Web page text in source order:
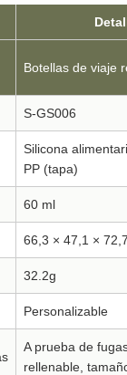
Botellas de viaje
S-GS006
Silicona
PP (tapa)
60 ml
66,3 × 47,1 ×
32.2g
Personalizable
A prueba de
rellenable,